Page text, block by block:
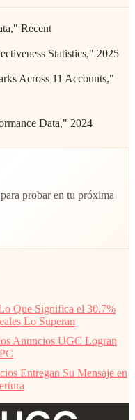
Recent
Statistics," 2025
Across 11 Accounts,"
Data," 2024
probar en tu próxima
Que Significa el 30.7%
Lo Superan
Anuncios UGC Logran
Entregan Su Mensaje en